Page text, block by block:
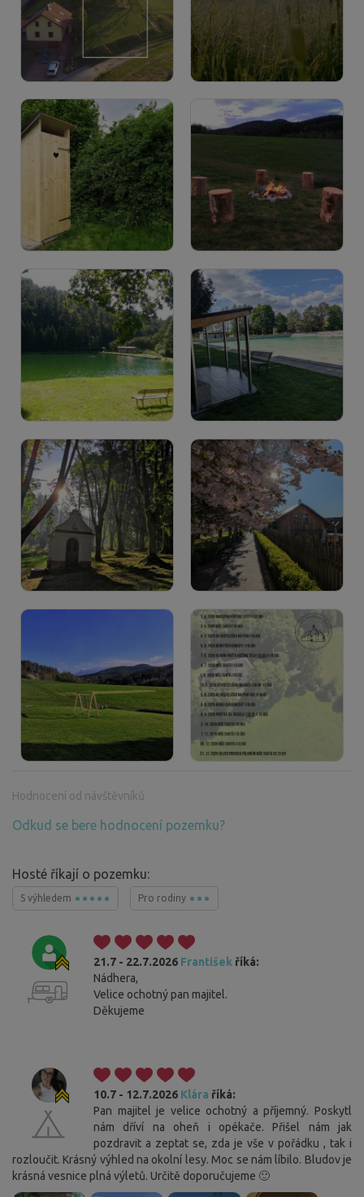
Hodnocení od návštěvníků
Odkud se bere hodnocení pozemku?
Hosté říkají o pozemku:
S výhledem Pro rodiny
21.7 - 22.7.2026 František říká:
Nádhera,
Velice ochotný pan majitel.
Děkujeme
10.7 - 12.7.2026 Klára říká:
Pan majitel je velice ochotný a příjemný. Poskytl
nám dříví na oheň i opékače. Přišel nám jak
pozdravit a zeptat se, zda je vše v pořádku , tak i
rozloučit. Krásný výhled na okolní lesy. Moc se nám líbilo. Bludov je
krásná vesnice plná výletů. Určitě doporučujeme 🙂